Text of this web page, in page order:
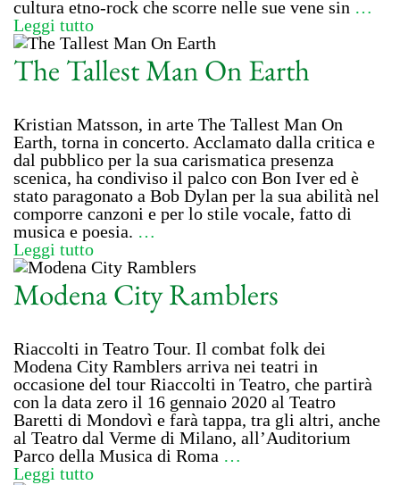
cultura etno-rock che scorre nelle sue vene sin …
Leggi tutto
The Tallest Man On Earth
Kristian Matsson, in arte The Tallest Man On
Earth, torna in concerto. Acclamato dalla critica e
dal pubblico per la sua carismatica presenza
scenica, ha condiviso il palco con Bon Iver ed è
stato paragonato a Bob Dylan per la sua abilità nel
comporre canzoni e per lo stile vocale, fatto di
musica e poesia. …
Leggi tutto
Modena City Ramblers
Riaccolti in Teatro Tour. Il combat folk dei
Modena City Ramblers arriva nei teatri in
occasione del tour Riaccolti in Teatro, che partirà
con la data zero il 16 gennaio 2020 al Teatro
Baretti di Mondovì e farà tappa, tra gli altri, anche
al Teatro dal Verme di Milano, all’Auditorium
Parco della Musica di Roma …
Leggi tutto